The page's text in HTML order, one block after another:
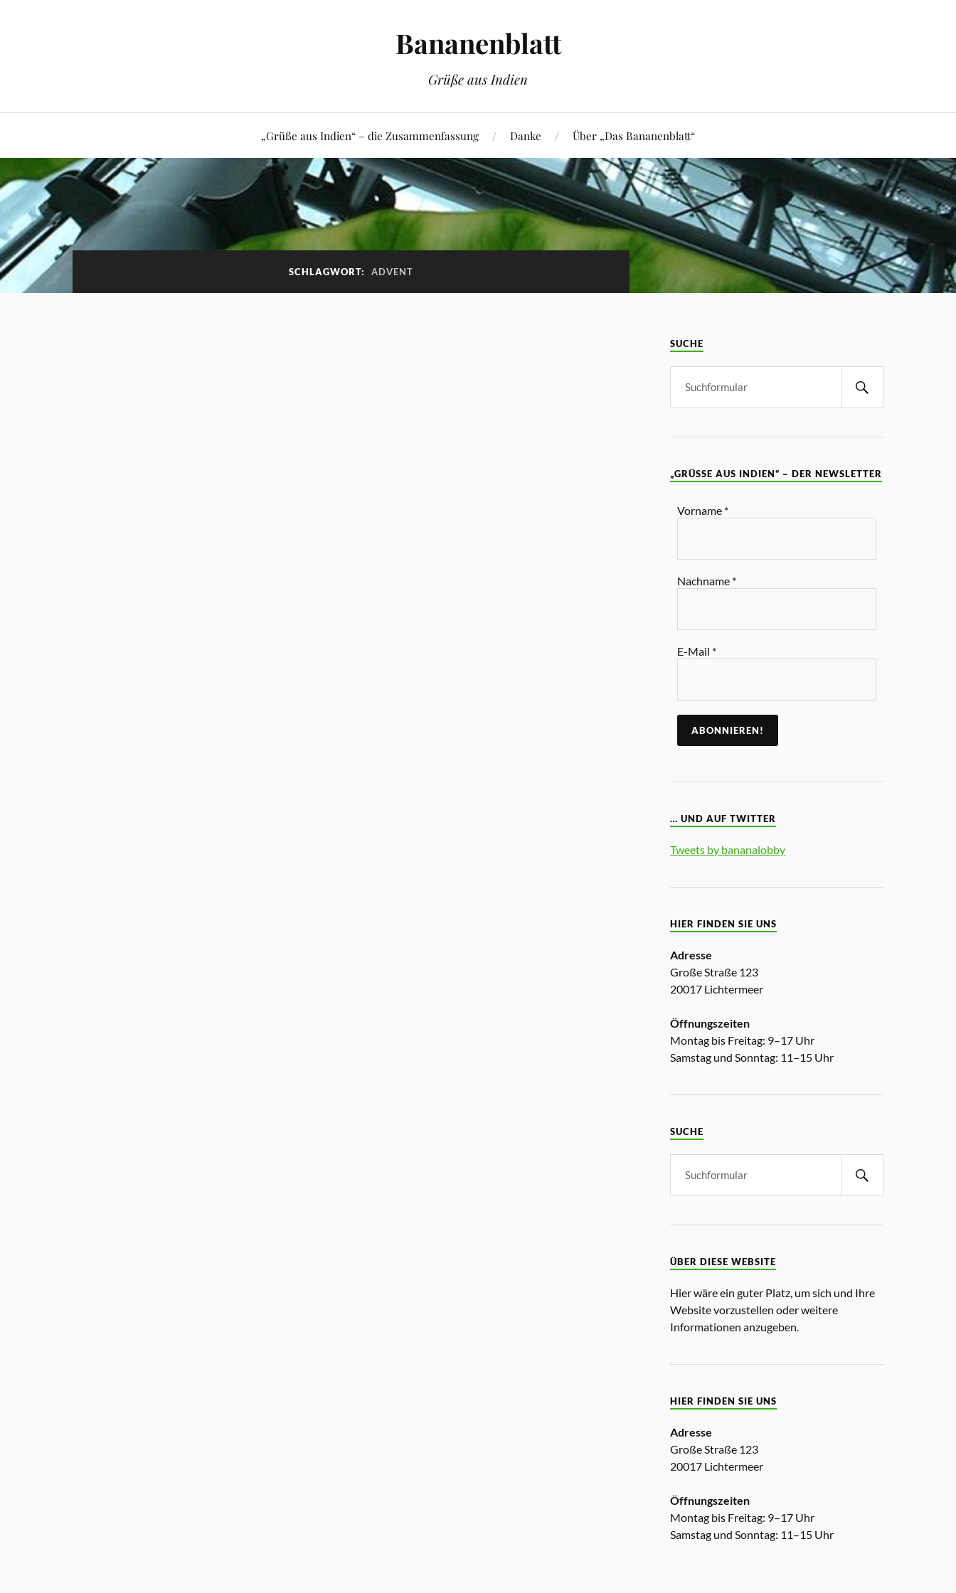
Bananenblatt
Grüße aus Indien
„Grüße aus Indien“ – die Zusammenfassung Danke Über „Das Bananenblatt“
SCHLAGWORT: ADVENT
SUCHE
„GRÜSSE AUS INDIEN“ – DER NEWSLETTER
Vorname *
Nachname *
E-Mail *
… UND AUF TWITTER
Tweets by bananalobby
HIER FINDEN SIE UNS
Adresse
Große Straße 123
20017 Lichtermeer
Öffnungszeiten
Montag bis Freitag: 9–17 Uhr
Samstag und Sonntag: 11–15 Uhr
SUCHE
ÜBER DIESE WEBSITE
Hier wäre ein guter Platz, um sich und Ihre
Website vorzustellen oder weitere
Informationen anzugeben.
HIER FINDEN SIE UNS
Adresse
Große Straße 123
20017 Lichtermeer
Öffnungszeiten
Montag bis Freitag: 9–17 Uhr
Samstag und Sonntag: 11–15 Uhr